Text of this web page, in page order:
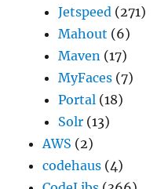
Jetspeed (271)
Mahout (6)
Maven (17)
MyFaces (7)
Portal (18)
Solr (13)
AWS (2)
codehaus (4)